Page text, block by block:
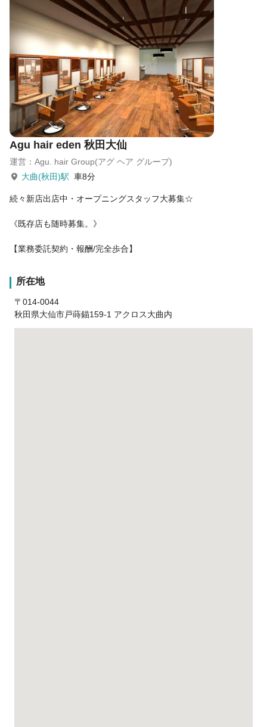
Agu hair eden 秋田大仙
運営：Agu. hair Group(アグ ヘア グループ)
大曲(秋田)駅 車8分
続々新店出店中・オープニングスタッフ大募集☆
《既存店も随時募集。》
【業務委託契約・報酬/完全歩合】
所在地
〒014-0044
秋田県大仙市戸蒔錨159-1 アクロス大曲内